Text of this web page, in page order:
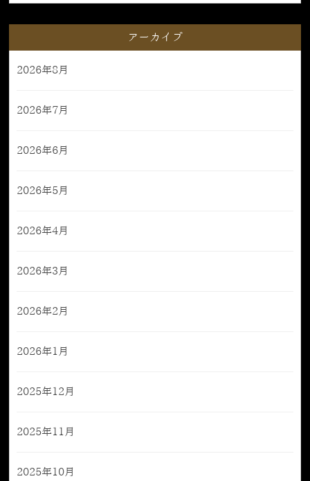
アーカイブ
2026年8月
2026年7月
2026年6月
2026年5月
2026年4月
2026年3月
2026年2月
2026年1月
2025年12月
2025年11月
2025年10月